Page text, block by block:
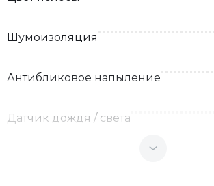
Шумоизоляция
Антибликовое напыление
Датчик дождя / света